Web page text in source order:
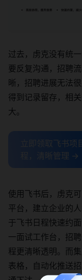
过去，虏克没有统
要反复沟通，招聘
晰，招聘进展无法
得到记录留存，相
大。
立即领取飞书项
程，清晰管理 →
使用飞书后，虏克
平台，建立企业的
于飞书日程快速约
一面试工作台，招
程更清晰透明。而
表格，自动化推送